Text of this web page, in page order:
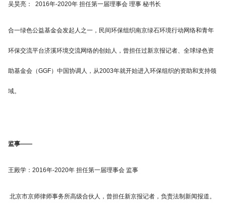
吴昊亮： 2016年-2020年 担任第一届理事会 理事 秘书长
合一绿色公益基金会发起人之一，民间环保组织南京绿石环境行动网络和青年
环保交流平台济溪环境交流网络的创始人，曾担任过新京报记者、全球绿色资
助基金会（GGF）中国协调人，从2003年就开始进入环保组织的资助和支持领
域。
监事——
王殿学： 2016年-2020年 担任第一届理事会 监事
北京市京师律师事务所高级合伙人，曾担任新京报记者，负责法制新闻报道。